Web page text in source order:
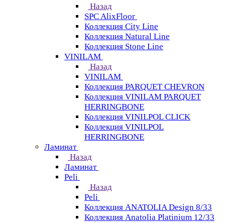
Назад
SPC AlixFloor
Коллекция City Line
Коллекция Natural Line
Коллекция Stone Line
VINILAM
Назад
VINILAM
Коллекция PARQUET CHEVRON
Коллекция VINILAM PARQUET
HERRINGBONE
Коллекция VINILPOL CLICK
Коллекция VINILPOL
HERRINGBONE
Ламинат
Назад
Ламинат
Peli
Назад
Peli
Коллекция ANATOLIA Design 8/33
Коллекция Anatolia Platinium 12/33